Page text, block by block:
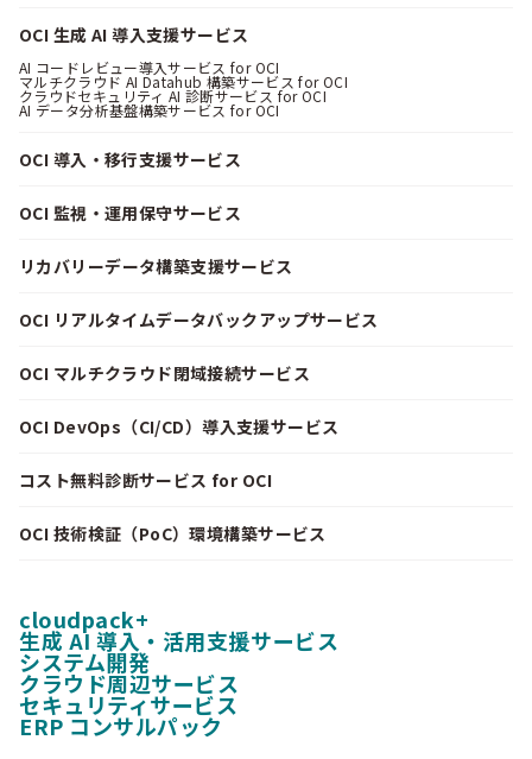
OCI 生成 AI 導入支援サービス
AI コードレビュー導入サービス for OCI
マルチクラウド AI Datahub 構築サービス for OCI
クラウドセキュリティ AI 診断サービス for OCI
AI データ分析基盤構築サービス for OCI
OCI 導入・移行支援サービス
OCI 監視・運用保守サービス
リカバリーデータ構築支援サービス
OCI リアルタイムデータバックアップサービス
OCI マルチクラウド閉域接続サービス
OCI DevOps（CI/CD）導入支援サービス
コスト無料診断サービス for OCI
OCI 技術検証（PoC）環境構築サービス
cloudpack+
生成 AI 導入・活用支援サービス
システム開発
クラウド周辺サービス
セキュリティサービス
ERP コンサルパック